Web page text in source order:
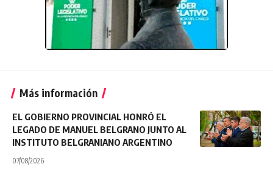
Más información
EL GOBIERNO PROVINCIAL HONRÓ EL
LEGADO DE MANUEL BELGRANO JUNTO AL
INSTITUTO BELGRANIANO ARGENTINO
07/08/2026